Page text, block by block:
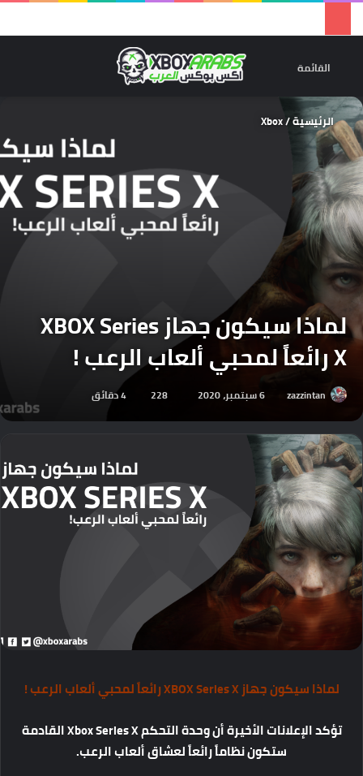
القائمة
الرئيسية/
Xbox
لماذا سيكون جهاز XBOX Series
X رائعاً لمحبي ألعاب الرعب !
zazzintan 6 سبتمبر، 2020 228
لماذا سيكون جهاز XBOX Series X رائعاً لمحبي ألعاب الرعب !
تؤكد الإعلانات الأخيرة أن وحدة التحكم Xbox Series X القادمة
ستكون نظاماً رائعاً لعشاق ألعاب الرعب.